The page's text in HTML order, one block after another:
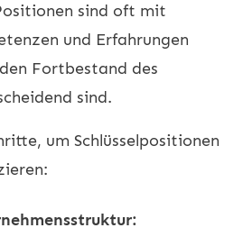
sind oft mit
und Erfahrungen
Fortbestand des
sind.
um Schlüsselpositionen